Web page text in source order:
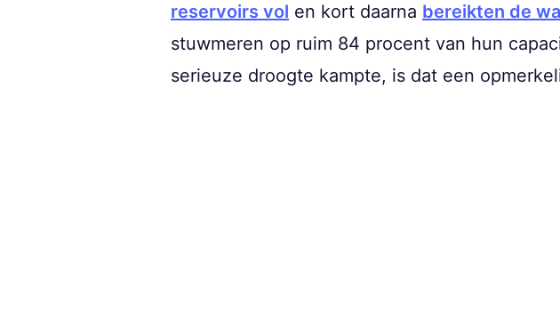
reservoirs vol en kort daarna bereikten de
stuwmeren op ruim 84 procent van hun
serieuze droogte kampte, is dat een